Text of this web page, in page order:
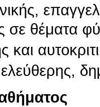
σε θέματα
και